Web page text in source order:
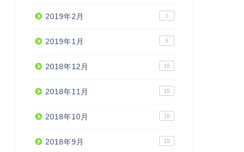
2019年2月 1
2019年1月 5
2018年12月 15
2018年11月 15
2018年10月 16
2018年9月 15